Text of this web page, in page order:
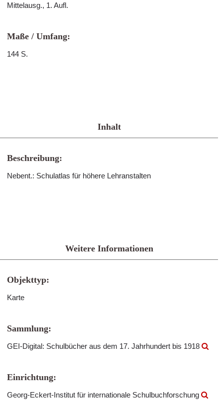
Mittelausg., 1. Aufl.
Maße / Umfang:
144 S.
Inhalt
Beschreibung:
Nebent.: Schulatlas für höhere Lehranstalten
Weitere Informationen
Objekttyp:
Karte
Sammlung:
GEI-Digital: Schulbücher aus dem 17. Jahrhundert bis 1918
Einrichtung:
Georg-Eckert-Institut für internationale Schulbuchforschung